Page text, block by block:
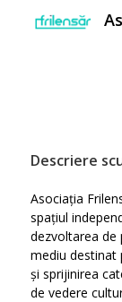
Descriere
Asociația
spațiul
dezvoltarea de
mediu destinat
și sprijinirea
de vedere